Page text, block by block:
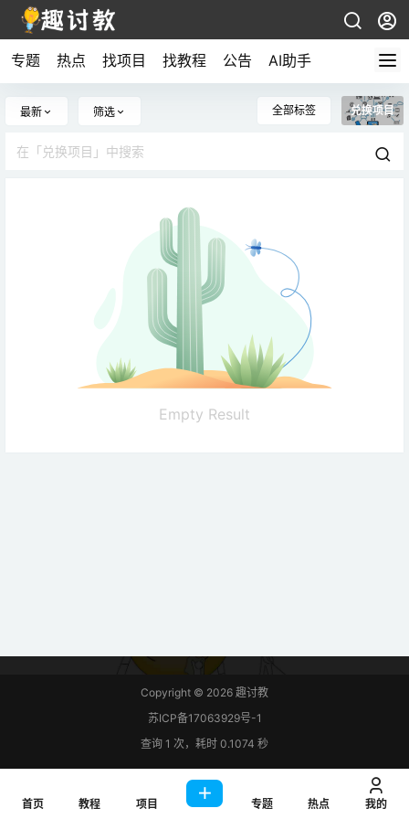
专题 热点 找项目 找教程 公告 AI助手
最新 筛选 全部标签 兑换项目
Empty Result
Copyright © 2026 趣讨教
苏ICP备17063929号-1
查询 1 次，耗时 0.1074 秒
首页 教程 项目 专题 热点 我的